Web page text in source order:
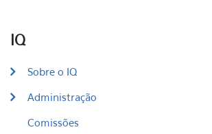
IQ
Sobre o IQ
Administração
Comissões